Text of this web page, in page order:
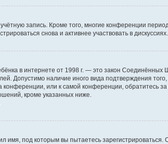
запись. Кроме того, многие конференции
снова и активнее участвовать в дискуссиях.
в интернете от 1998 г. — это закон
Допустимо наличие иного вида подтверждения
или к самой конференции, обратитесь
кроме указанных ниже.
под которым вы пытаетесь